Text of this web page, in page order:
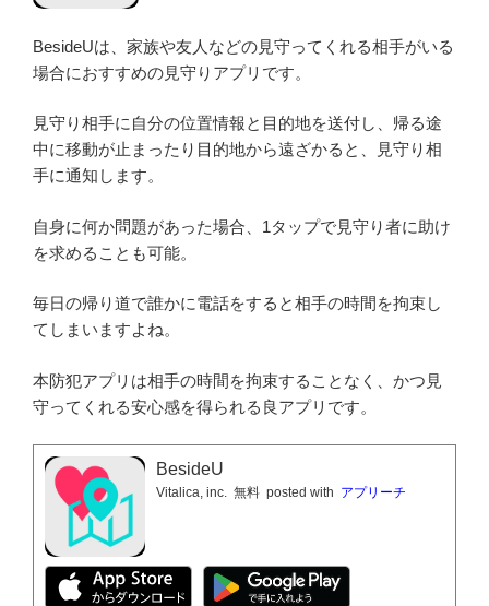
BesideUは、家族や友人などの見守ってくれる相手がいる
場合におすすめの見守りアプリです。
見守り相手に自分の位置情報と目的地を送付し、帰る途
中に移動が止まったり目的地から遠ざかると、見守り相
手に通知します。
自身に何か問題があった場合、1タップで見守り者に助け
を求めることも可能。
毎日の帰り道で誰かに電話をすると相手の時間を拘束し
てしまいますよね。
本防犯アプリは相手の時間を拘束することなく、かつ見
守ってくれる安心感を得られる良アプリです。
BesideU
Vitalica, inc. 無料 posted with アプリーチ